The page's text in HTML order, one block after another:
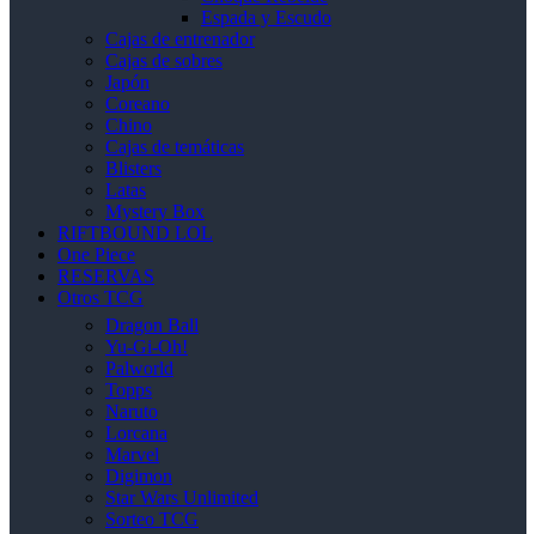
Espada y Escudo
Cajas de entrenador
Cajas de sobres
Japón
Coreano
Chino
Cajas de temáticas
Blisters
Latas
Mystery Box
RIFTBOUND LOL
One Piece
RESERVAS
Otros TCG
Dragon Ball
Yu-Gi-Oh!
Palworld
Topps
Naruto
Lorcana
Marvel
Digimon
Star Wars Unlimited
Sorteo TCG